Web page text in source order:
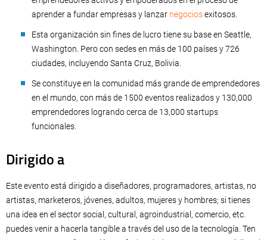
aprender a fundar empresas y lanzar negociosexitosos.
Esta organización sin fines de lucro tiene su base en Seattle,
Washington. Pero con sedes en más de 100 países y 726
ciudades, incluyendo Santa Cruz, Bolivia.
Se constituye en la comunidad más grande de emprendedores
en el mundo, con más de 1500 eventos realizados y 130,000
emprendedores logrando cerca de 13,000 startups
funcionales.
Dirigido a
Este evento está dirigido a diseñadores, programadores, artistas, no
artistas, marketeros, jóvenes, adultos, mujeres y hombres; si tienes
una idea en el sector social, cultural, agroindustrial, comercio, etc.
puedes venir a hacerla tangible a través del uso de la tecnología. Ten